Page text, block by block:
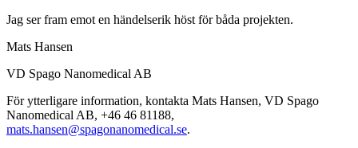
Jag ser fram emot en händelserik höst för båda projekten.
Mats Hansen
VD Spago Nanomedical AB
För ytterligare information, kontakta Mats Hansen, VD Spago
Nanomedical AB, +46 46 81188,
mats.hansen@spagonanomedical.se.